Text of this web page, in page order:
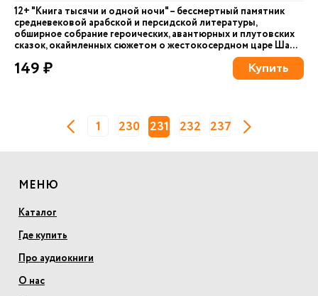
12+ "Книга тысячи и одной ночи" – бессмертный памятник
средневековой арабской и персидской литературы,
обширное собрание героических, авантюрных и плутовских
сказок, окаймленных сюжетом о жестокосердном царе Ша...
149 ₽ Купить
1 230 231 232 237
МЕНЮ
Каталог
Где купить
Про аудиокниги
О нас